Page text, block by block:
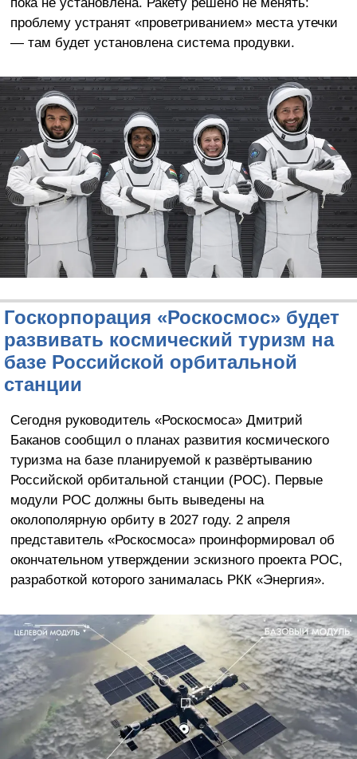
проблему устранят «проветриванием» места утечки
— там будет установлена система продувки.
Госкорпорация «Роскосмос» будет
развивать космический туризм на
базе Российской орбитальной
станции
Сегодня руководитель «Роскосмоса» Дмитрий
Баканов сообщил о планах развития космического
туризма на базе планируемой к развёртыванию
Российской орбитальной станции (РОС). Первые
модули РОС должны быть выведены на
околополярную орбиту в 2027 году. 2 апреля
представитель «Роскосмоса» проинформировал об
окончательном утверждении эскизного проекта РОС,
разработкой которого занималась РКК «Энергия».